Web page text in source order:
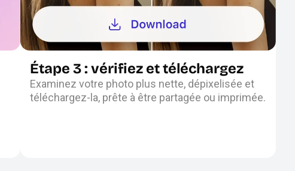
Étape 3 : vérifiez et téléchargez
Examinez votre photo plus nette, dépixelisée et
téléchargez-la, prête à être partagée ou imprimée.